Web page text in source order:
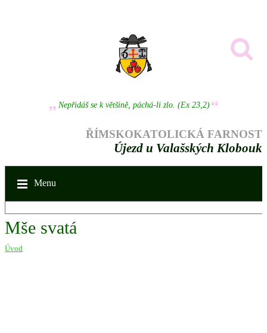
Nepřidáš se k většině, páchá-li zlo. (Ex 23,2)
ŘÍMSKOKATOLICKÁ FARNOST
Újezd u Valašských Klobouk
Menu
Mše svatá
Úvod